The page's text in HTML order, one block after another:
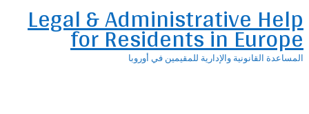
Legal & Administrative Help
for Residents in Europe
المساعدة القانونية والإدارية للمقيمين في أوروبا